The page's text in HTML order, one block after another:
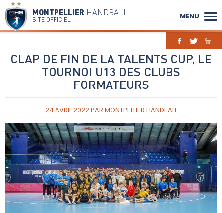
MONTPELLIERHANDBALL
SITE OFFICIEL MENU
CLAP DE FIN DE LA TALENTS CUP, LE
TOURNOI U13 DES CLUBS
FORMATEURS
24 AVRIL 2022PAR MONTPELLIER HANDBALL